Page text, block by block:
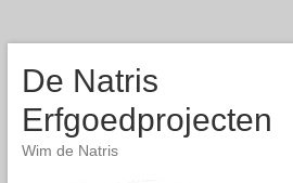
De Natris
Erfgoedprojecten
Wim de Natris